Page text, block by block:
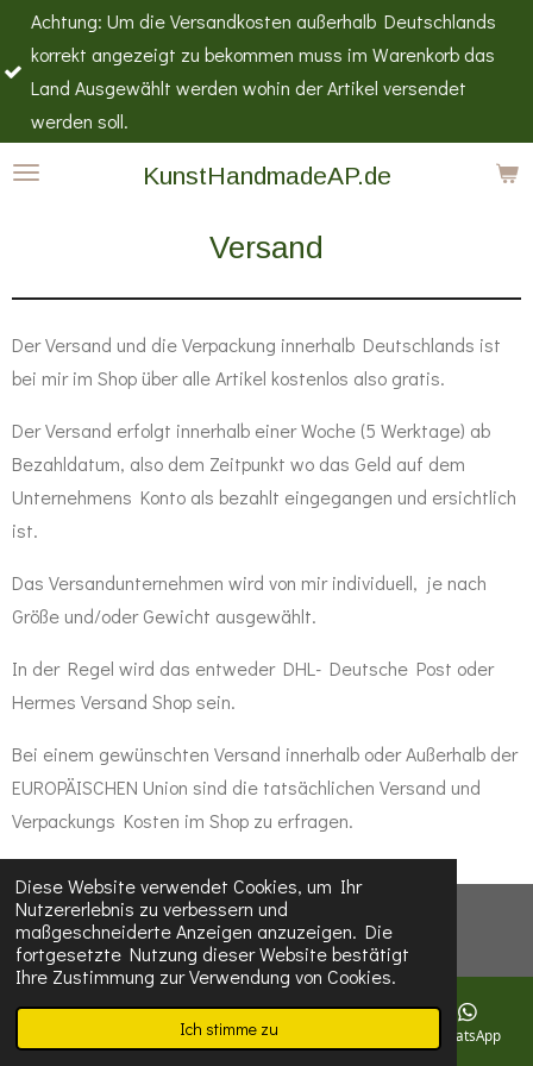
Diese Website verwendet Cookies, um Ihr
Nutzererlebnis zu verbessern und
maßgeschneiderte Anzeigen anzuzeigen. Die
fortgesetzte Nutzung dieser Website bestätigt
Ihre Zustimmung zur Verwendung von Cookies.
Ich stimme zu
Zum
Hauptinhalt
springen
KunstHandmadeAP.de
die Versandkosten außerhalb Deutschlands
zu bekommen muss im Warenkorb das
werden wohin der Artikel versendet
Nur der
Shop für
Versand
Der Versand und die Verpackung innerhalb Deutschlands ist
bei mir im Shop über alle Artikel kostenlos also gratis.
Der Versand erfolgt innerhalb einer Woche (5 Werktage) ab
Bezahldatum, also dem Zeitpunkt wo das Geld auf dem
Unternehmens Konto als bezahlt eingegangen und ersichtlich
ist.
Das Versandunternehmen wird von mir individuell, je nach
Größe und/oder Gewicht ausgewählt.
In der Regel wird das entweder DHL- Deutsche Post oder
Hermes Versand Shop sein.
Bei einem gewünschten Versand innerhalb oder Außerhalb der
EUROPÄISCHEN Union sind die tatsächlichen Versand und
Verpackungs Kosten im Shop zu erfragen.
© 2023 - 2026 kunsthandmadeap.de
Telefon Karte WhatsApp